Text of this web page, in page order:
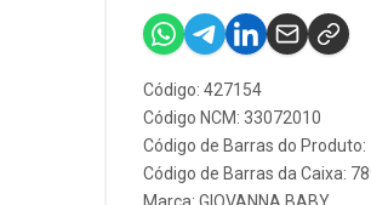
Código: 427154
Código NCM: 33072010
Código de Barras do
Código de Barras da Caixa: